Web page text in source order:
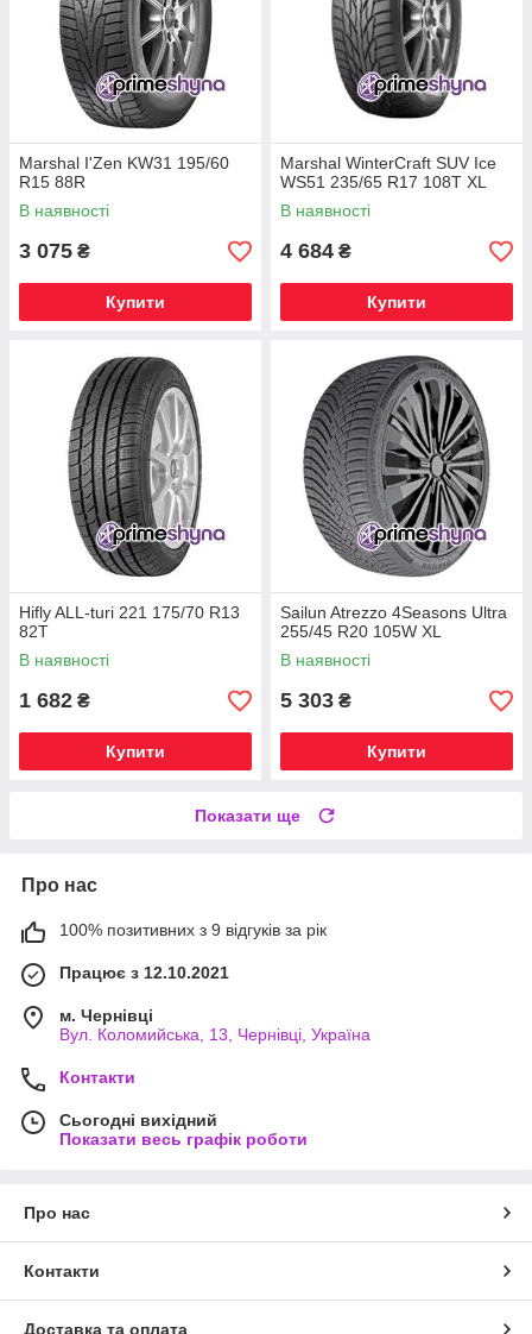
Marshal I'Zen KW31 195/60
R15 88R
В наявності
3 075 ₴
Купити
Marshal WinterCraft SUV Ice
WS51 235/65 R17 108T XL
В наявності
4 684 ₴
Купити
Hifly ALL-turi 221 175/70 R13
82T
В наявності
1 682 ₴
Купити
Sailun Atrezzo 4Seasons Ultra
255/45 R20 105W XL
В наявності
5 303 ₴
Купити
Показати ще
Про нас
100% позитивних з 9 відгуків за рік
Працює з 12.10.2021
м. Чернівці
Вул. Коломийська, 13, Чернівці, Україна
Контакти
Сьогодні вихідний
Показати весь графік роботи
Про нас
Контакти
Доставка та оплата